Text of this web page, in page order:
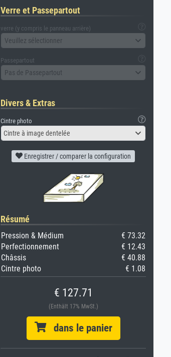
Verre et Passepartout
verre (y compris le panneau arrière)
Veuillez sélectionner
Passepartout
Pas de Passepartout
Divers & Extras
Cintre photo
Cintre à image dentelée
Enregistrer / comparer la configuration
Résumé
Pression & Médium
€ 73.32
Perfectionnement
€ 12.43
Châssis
€ 40.88
Cintre photo
€ 1.08
€ 127.71
(Enthält 17% MwSt.)
dans le panier